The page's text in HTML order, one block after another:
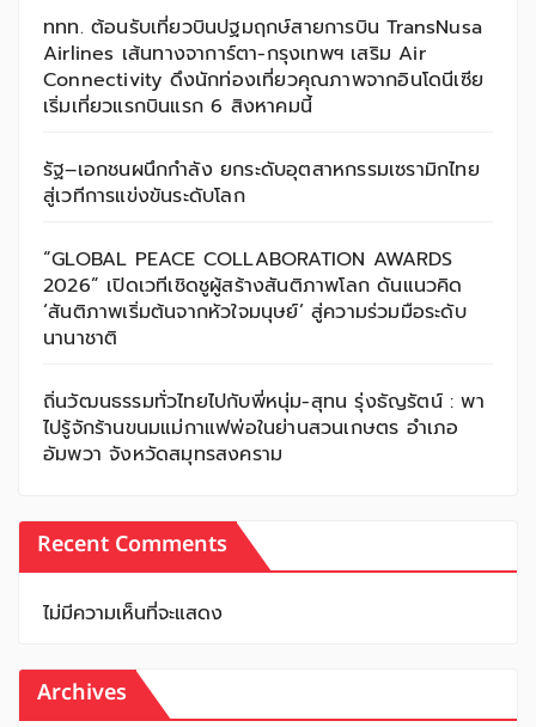
ททท. ต้อนรับเที่ยวบินปฐมฤกษ์สายการบิน TransNusa
Airlines เส้นทางจาการ์ตา-กรุงเทพฯ เสริม Air
Connectivity ดึงนักท่องเที่ยวคุณภาพจากอินโดนีเซีย
เริ่มเที่ยวแรกบินแรก 6 สิงหาคมนี้
รัฐ–เอกชนผนึกกำลัง ยกระดับอุตสาหกรรมเซรามิกไทย
สู่เวทีการแข่งขันระดับโลก
“GLOBAL PEACE COLLABORATION AWARDS
2026” เปิดเวทีเชิดชูผู้สร้างสันติภาพโลก ดันแนวคิด
‘สันติภาพเริ่มต้นจากหัวใจมนุษย์’ สู่ความร่วมมือระดับ
นานาชาติ
ถิ่นวัฒนธรรมทั่วไทยไปกับพี่หนุ่ม-สุทน รุ่งธัญรัตน์ : พา
ไปรู้จักร้านขนมแม่กาแฟพ่อในย่านสวนเกษตร อำเภอ
อัมพวา จังหวัดสมุทรสงคราม
Recent Comments
ไม่มีความเห็นที่จะแสดง
Archives